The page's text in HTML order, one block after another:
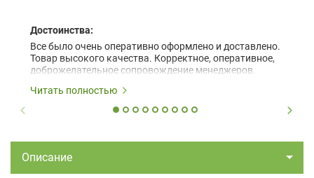
Достоинства:
Все было очень оперативно оформлено и доставлено.
Товар высокого качества. Корректное, оперативное,
доброжелательное сопровождение менеджеров.
Читать полностью
Описание